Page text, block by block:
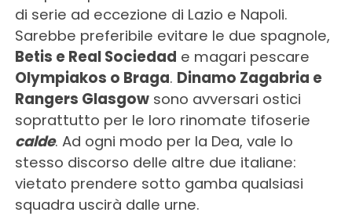
di serie ad eccezione di Lazio e Napoli.
Sarebbe preferibile evitare le due spagnole,
Betis e Real Sociedad e magari pescare
Olympiakos o Braga. Dinamo Zagabria e
Rangers Glasgowsono avversari ostici
soprattutto per le loro rinomate tifoserie
calde. Ad ogni modo per la Dea, vale lo
stesso discorso delle altre due italiane:
vietato prendere sotto gamba qualsiasi
squadra uscirà dalle urne.